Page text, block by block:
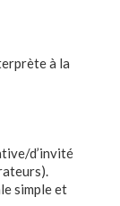
à la
d’invité
simple et